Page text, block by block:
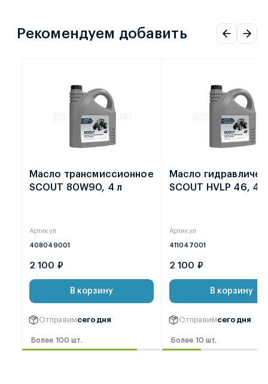
Рекомендуем добавить
Масло трансмиссионное
SCOUT 80W90, 4 л
Артикул
408049001
2 100 ₽
В корзину
Отправимсегодня
Более 100 шт.
Масло
SCOUT HVLP 46, 4 л
Артикул
411047001
2 100 ₽
В корзину
Отправимсегодня
Более 10 шт.